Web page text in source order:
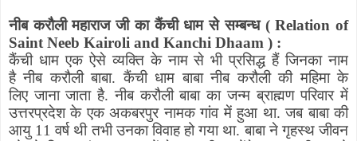
नीब करौली महाराज जी का कैंची धाम से सम्बन्ध(Relation of
Saint Neeb Kairoli and Kanchi Dhaam ) :
कैंची धाम एक ऐसे व्यक्ति के नाम से भी प्रसिद्ध हैं जिनका नाम
है नीब करौली बाबा.कैंची धाम बाबा नीब करौली की महिमा के
लिए जाना जाता है.नीब करौली बाबा का जन्म ब्राह्मण परिवार में
उत्तरप्रदेश के एक अकबरपुर नामक गांव में हुआ था.जब बाबा की
आयु 11वर्ष थी तभी उनका विवाह हो गया था.बाबा ने गृहस्थ जीवन